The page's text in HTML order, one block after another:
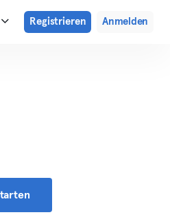
Registrieren Anmelden